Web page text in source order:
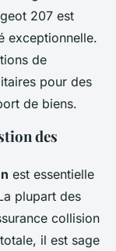
207 est
exceptionnelle.
de
pour des
de biens.
des
est essentielle
plupart des
collision
il est sage